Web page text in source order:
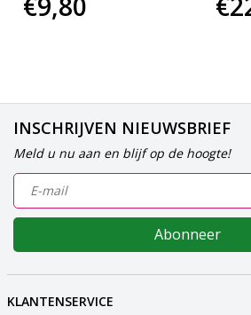
INSCHRIJVEN NIEUWSBRIEF
Meld u nu aan en blijf op de hoogte!
Abonneer
KLANTENSERVICE